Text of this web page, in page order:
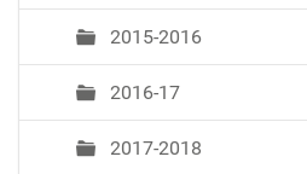
e
a
2015-2016
2016-17
2017-2018